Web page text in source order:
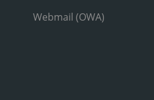
Webmail (OWA)